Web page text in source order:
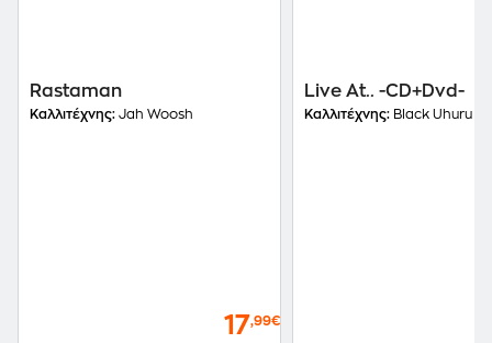
Rastaman
Καλλιτέχνης: Jah Woosh
17,99€
Live At.. -CD+Dvd-
Καλλιτέχνης: Black Uhuru